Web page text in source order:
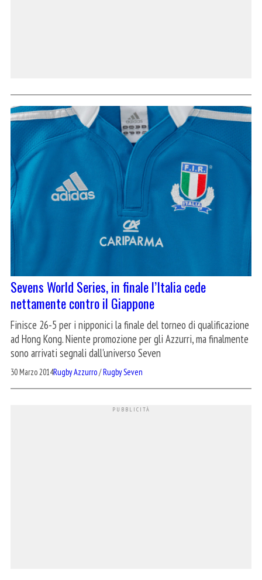
Sevens World Series, in finale l’Italia cede
nettamente contro il Giappone
Finisce 26-5 per i nipponici la finale del torneo di qualificazione
ad Hong Kong. Niente promozione per gli Azzurri, ma finalmente
sono arrivati segnali dall'universo Seven
30 Marzo 2014Rugby Azzurro/Rugby Seven